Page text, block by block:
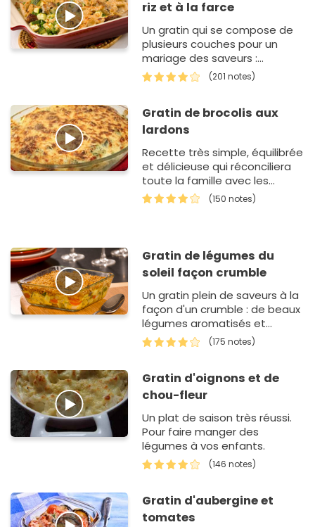
riz et à la farce
Un gratin qui se compose de
plusieurs couches pour un
mariage des saveurs :
courgettes, riz, farce, persil et
ail, courgettes et emmental
(201 notes)
Gratin de brocolis aux
lardons
Recette très simple, équilibrée
et délicieuse qui réconciliera
toute la famille avec les
brocolis.
(150 notes)
Gratin de légumes du
soleil façon crumble
Un gratin plein de saveurs à la
façon d'un crumble : de beaux
légumes aromatisés et
assaisonnés grâce à de la
moutar…
(175 notes)
Gratin d'oignons et de
chou-fleur
Un plat de saison très réussi.
Pour faire manger des
légumes à vos enfants.
(146 notes)
Gratin d'aubergine et
tomates